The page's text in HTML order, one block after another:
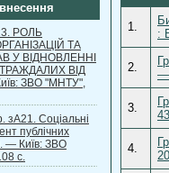
РОЛЬ
ТА
У ВІДНОВЛЕННІ
ВІД
ЗВО "МНТУ",
зА21. Соціальні
публічних
— Київ: ЗВО
с.
1.
:
2.
—
3.
4.